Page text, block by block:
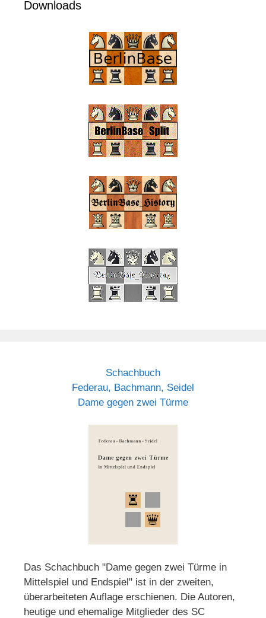
Downloads
Schachbuch
Federau, Bachmann, Seidel
Dame gegen zwei Türme
Das Schachbuch "Dame gegen zwei Türme in
Mittelspiel und Endspiel" ist in der zweiten,
überarbeiteten Auflage erschienen. Die Autoren,
heutige und ehemalige Mitglieder des SC